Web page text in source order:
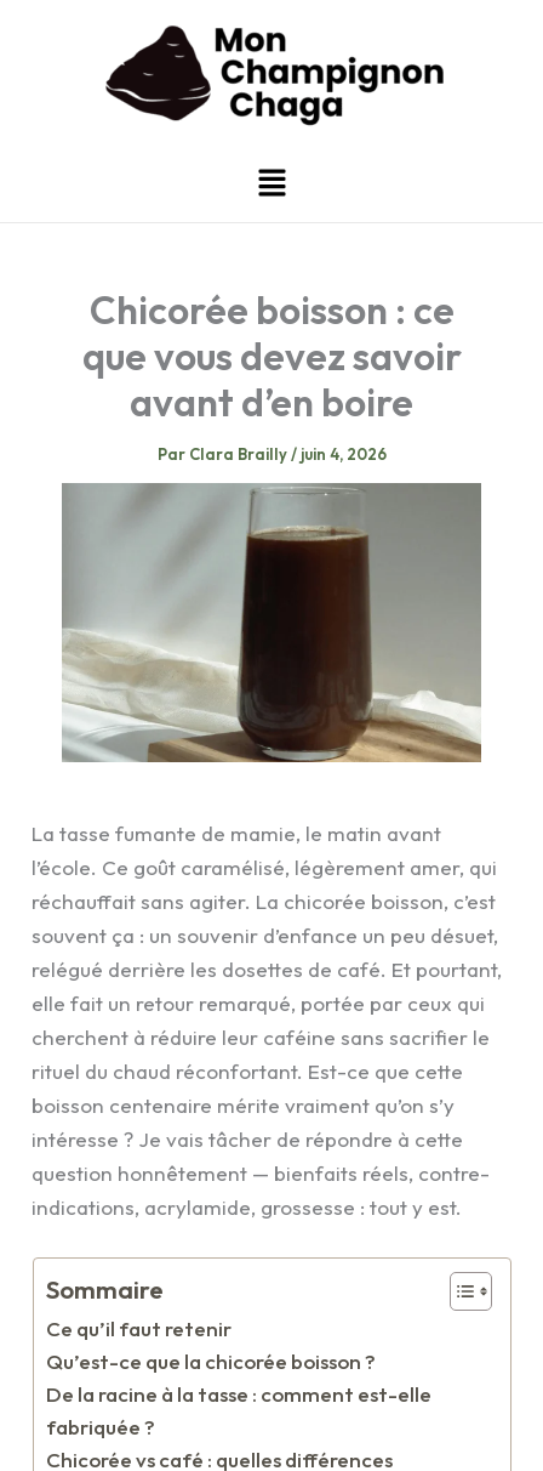
Menu
Chicorée boisson : ce
que vous devez savoir
avant d’en boire
Par Clara Brailly/ juin 4, 2026
La tasse fumante de mamie, le matin avant
l’école. Ce goût caramélisé, légèrement amer, qui
réchauffait sans agiter. La chicorée boisson, c’est
souvent ça : un souvenir d’enfance un peu désuet,
relégué derrière les dosettes de café. Et pourtant,
elle fait un retour remarqué, portée par ceux qui
cherchent à réduire leur caféine sans sacrifier le
rituel du chaud réconfortant. Est-ce que cette
boisson centenaire mérite vraiment qu’on s’y
intéresse ? Je vais tâcher de répondre à cette
question honnêtement — bienfaits réels, contre-
indications, acrylamide, grossesse : tout y est.
Sommaire
Ce qu’il faut retenir
Qu’est-ce que la chicorée boisson ?
De la racine à la tasse : comment est-elle
fabriquée ?
Chicorée vs café : quelles différences